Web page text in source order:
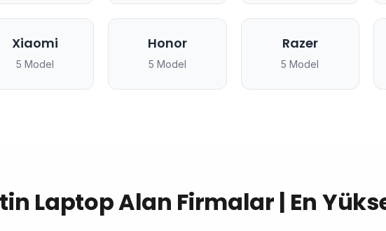
Xiaomi
5 Model
Honor
5 Model
Razer
5 Model
Laptop Alan Firmalar | En